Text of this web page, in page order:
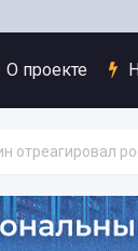
О проекте
отреагировал